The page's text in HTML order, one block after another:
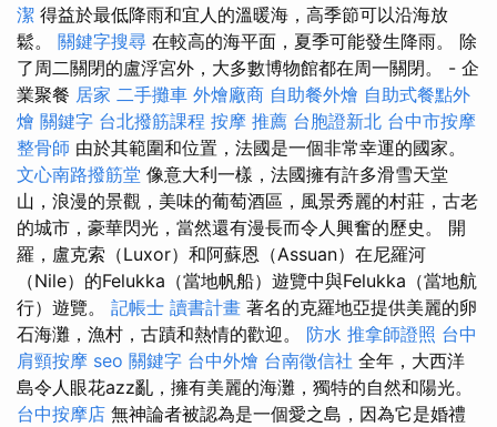
潔 得益於最低降雨和宜人的溫暖海，高季節可以沿海放
鬆。 關鍵字搜尋 在較高的海平面，夏季可能發生降雨。 除
了周二關閉的盧浮宮外，大多數博物館都在周一關閉。 - 企
業聚餐 居家 二手攤車 外燴廠商 自助餐外燴 自助式餐點外
燴 關鍵字 台北撥筋課程 按摩 推薦 台胞證新北 台中市按摩
整骨師 由於其範圍和位置，法國是一個非常幸運的國家。
文心南路撥筋堂 像意大利一樣，法國擁有許多滑雪天堂
山，浪漫的景觀，美味的葡萄酒區，風景秀麗的村莊，古老
的城市，豪華閃光，當然還有漫長而令人興奮的歷史。 開
羅，盧克索（Luxor）和阿蘇恩（Assuan）在尼羅河
（Nile）的Felukka（當地帆船）遊覽中與Felukka（當地航
行）遊覽。 記帳士 讀書計畫 著名的克羅地亞提供美麗的卵
石海灘，漁村，古蹟和熱情的歡迎。 防水 推拿師證照 台中
肩頸按摩 seo 關鍵字 台中外燴 台南徵信社 全年，大西洋
島令人眼花azz亂，擁有美麗的海灘，獨特的自然和陽光。
台中按摩店 無神論者被認為是一個愛之島，因為它是婚禮